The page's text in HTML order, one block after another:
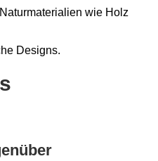
wie Holz
Designs.